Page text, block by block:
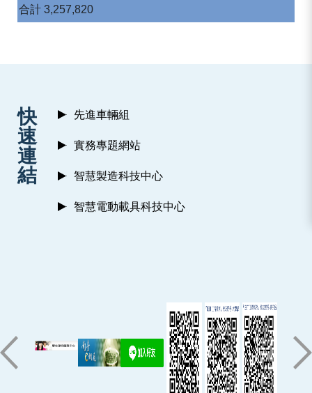
合計 3,257,820
快
速
連
結
先進車輛組
實務專題網站
智慧製造科技中心
智慧電動載具科技中心